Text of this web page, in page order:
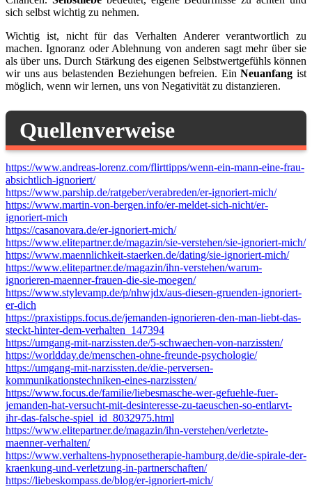
sich selbst wichtig zu nehmen.
Wichtig ist, nicht für das Verhalten Anderer verantwortlich zu
machen. Ignoranz oder Ablehnung von anderen sagt mehr über sie
als über uns. Durch Stärkung des eigenen Selbstwertgefühls können
wir uns aus belastenden Beziehungen befreien. EinNeuanfang ist
möglich, wenn wir lernen, uns von Negativität zu distanzieren.
Quellenverweise
https://www.andreas-lorenz.com/flirttipps/wenn-ein-mann-eine-frau-
absichtlich-ignoriert/
https://www.parship.de/ratgeber/verabreden/er-ignoriert-mich/
https://www.martin-von-bergen.info/er-meldet-sich-nicht/er-
ignoriert-mich
https://casanovara.de/er-ignoriert-mich/
https://www.elitepartner.de/magazin/sie-verstehen/sie-ignoriert-mich/
https://www.maennlichkeit-staerken.de/dating/sie-ignoriert-mich/
https://www.elitepartner.de/magazin/ihn-verstehen/warum-
ignorieren-maenner-frauen-die-sie-moegen/
https://www.stylevamp.de/p/nhwjdx/aus-diesen-gruenden-ignoriert-
er-dich
https://praxistipps.focus.de/jemanden-ignorieren-den-man-liebt-das-
steckt-hinter-dem-verhalten_147394
https://umgang-mit-narzissten.de/5-schwaechen-von-narzissten/
https://worldday.de/menschen-ohne-freunde-psychologie/
https://umgang-mit-narzissten.de/die-perversen-
kommunikationstechniken-eines-narzissten/
https://www.focus.de/familie/liebesmasche-wer-gefuehle-fuer-
jemanden-hat-versucht-mit-desinteresse-zu-taeuschen-so-entlarvt-
ihr-das-falsche-spiel_id_8032975.html
https://www.elitepartner.de/magazin/ihn-verstehen/verletzte-
maenner-verhalten/
https://www.verhaltens-hypnosetherapie-hamburg.de/die-spirale-der-
kraenkung-und-verletzung-in-partnerschaften/
https://liebeskompass.de/blog/er-ignoriert-mich/